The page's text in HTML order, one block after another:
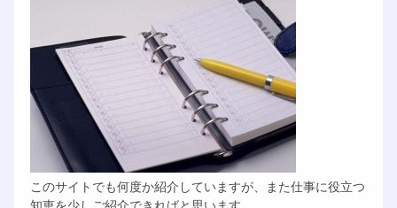
このサイトでも何度か紹介していますが、また仕事に役立つ
知恵を少しご紹介できればと思います。